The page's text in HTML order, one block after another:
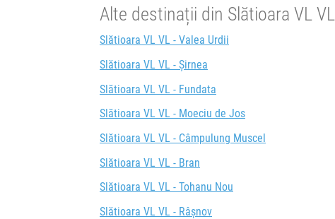
Alte destinații din Slătioara VL VL
Slătioara VL VL - Valea Urdii
Slătioara VL VL - Șirnea
Slătioara VL VL - Fundata
Slătioara VL VL - Moeciu de Jos
Slătioara VL VL - Câmpulung Muscel
Slătioara VL VL - Bran
Slătioara VL VL - Tohanu Nou
Slătioara VL VL - Râşnov